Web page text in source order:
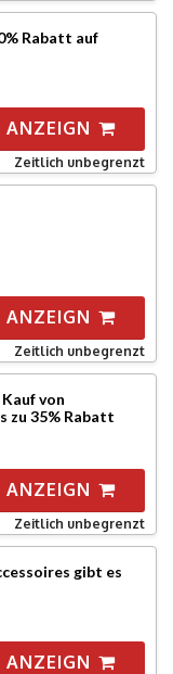
Rabatt auf
ANZEIGN
Zeitlich unbegrenzt
ANZEIGN
Zeitlich unbegrenzt
von
zu 35% Rabatt
ANZEIGN
Zeitlich unbegrenzt
gibt es
ANZEIGN